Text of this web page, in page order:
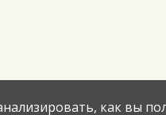
как вы